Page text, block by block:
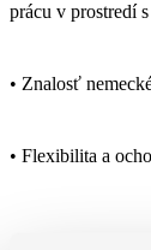
prácu v prostredí
• Znalosť
• Flexibilita a